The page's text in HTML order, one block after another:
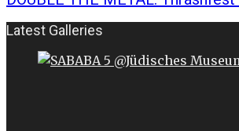
Latest Galleries